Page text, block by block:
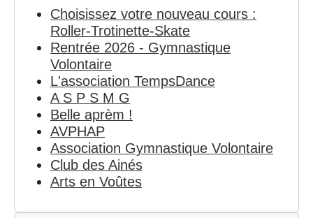
Choisissez votre nouveau cours :
Roller-Trotinette-Skate
Rentrée 2026 - Gymnastique
Volontaire
L'association TempsDance
A S P S M G
Belle aprèm !
AVPHAP
Association Gymnastique Volontaire
Club des Ainés
Arts en Voûtes